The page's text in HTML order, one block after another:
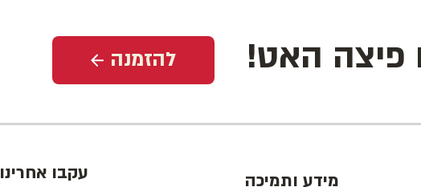
פיצה האט! להזמנה
מידע ותמיכה עקבו אחרינו